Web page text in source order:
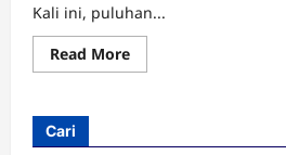
Kali ini, puluhan...
Read MoreRead
more
Lintas
Cari